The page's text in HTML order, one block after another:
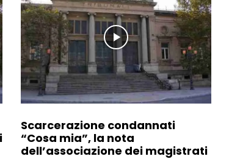
Scarcerazione condannati
“Cosa mia”, la nota
dell’associazione dei magistrati